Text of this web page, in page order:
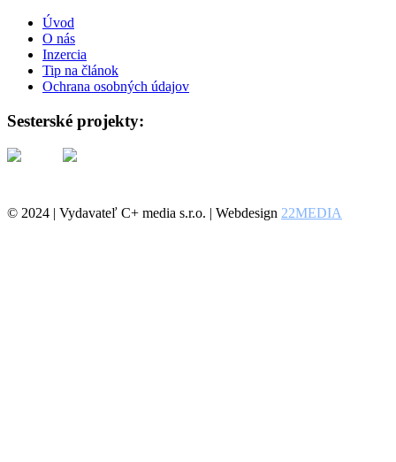
Úvod
O nás
Inzercia
Tip na článok
Ochrana osobných údajov
Sesterské projekty:
© 2024 | Vydavateľ C+ media s.r.o. | Webdesign 22MEDIA